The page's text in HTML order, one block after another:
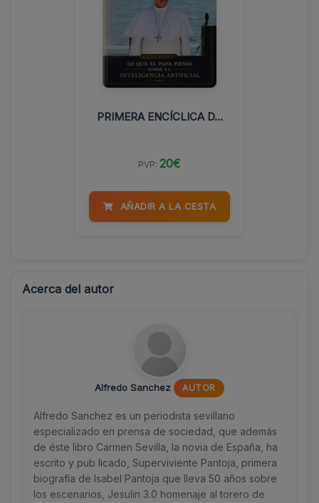
PRIMERA ENCÍCLICA D...
PVP: 20€
AÑADIR A LA CESTA
Acerca del autor
Alfredo Sanchez AUTOR
Alfredo Sanchez es un periodista sevillano
especializado en prensa de sociedad, que además
de éste libro Carmen Sevilla, la novia de España, ha
escrito y pub licado, Superviviente Pantoja, primera
biografía de Isabel Pantoja que lleva 50 años sobre
los escenarios, Jesulin 3.0 homenaje al torero de